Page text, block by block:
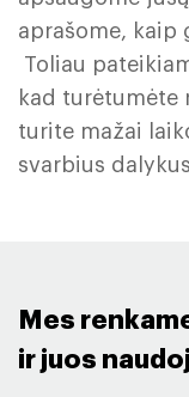
aprašome, kaip
Toliau
kad turėtumėte
turite mažai
svarbius
Mes
ir juos